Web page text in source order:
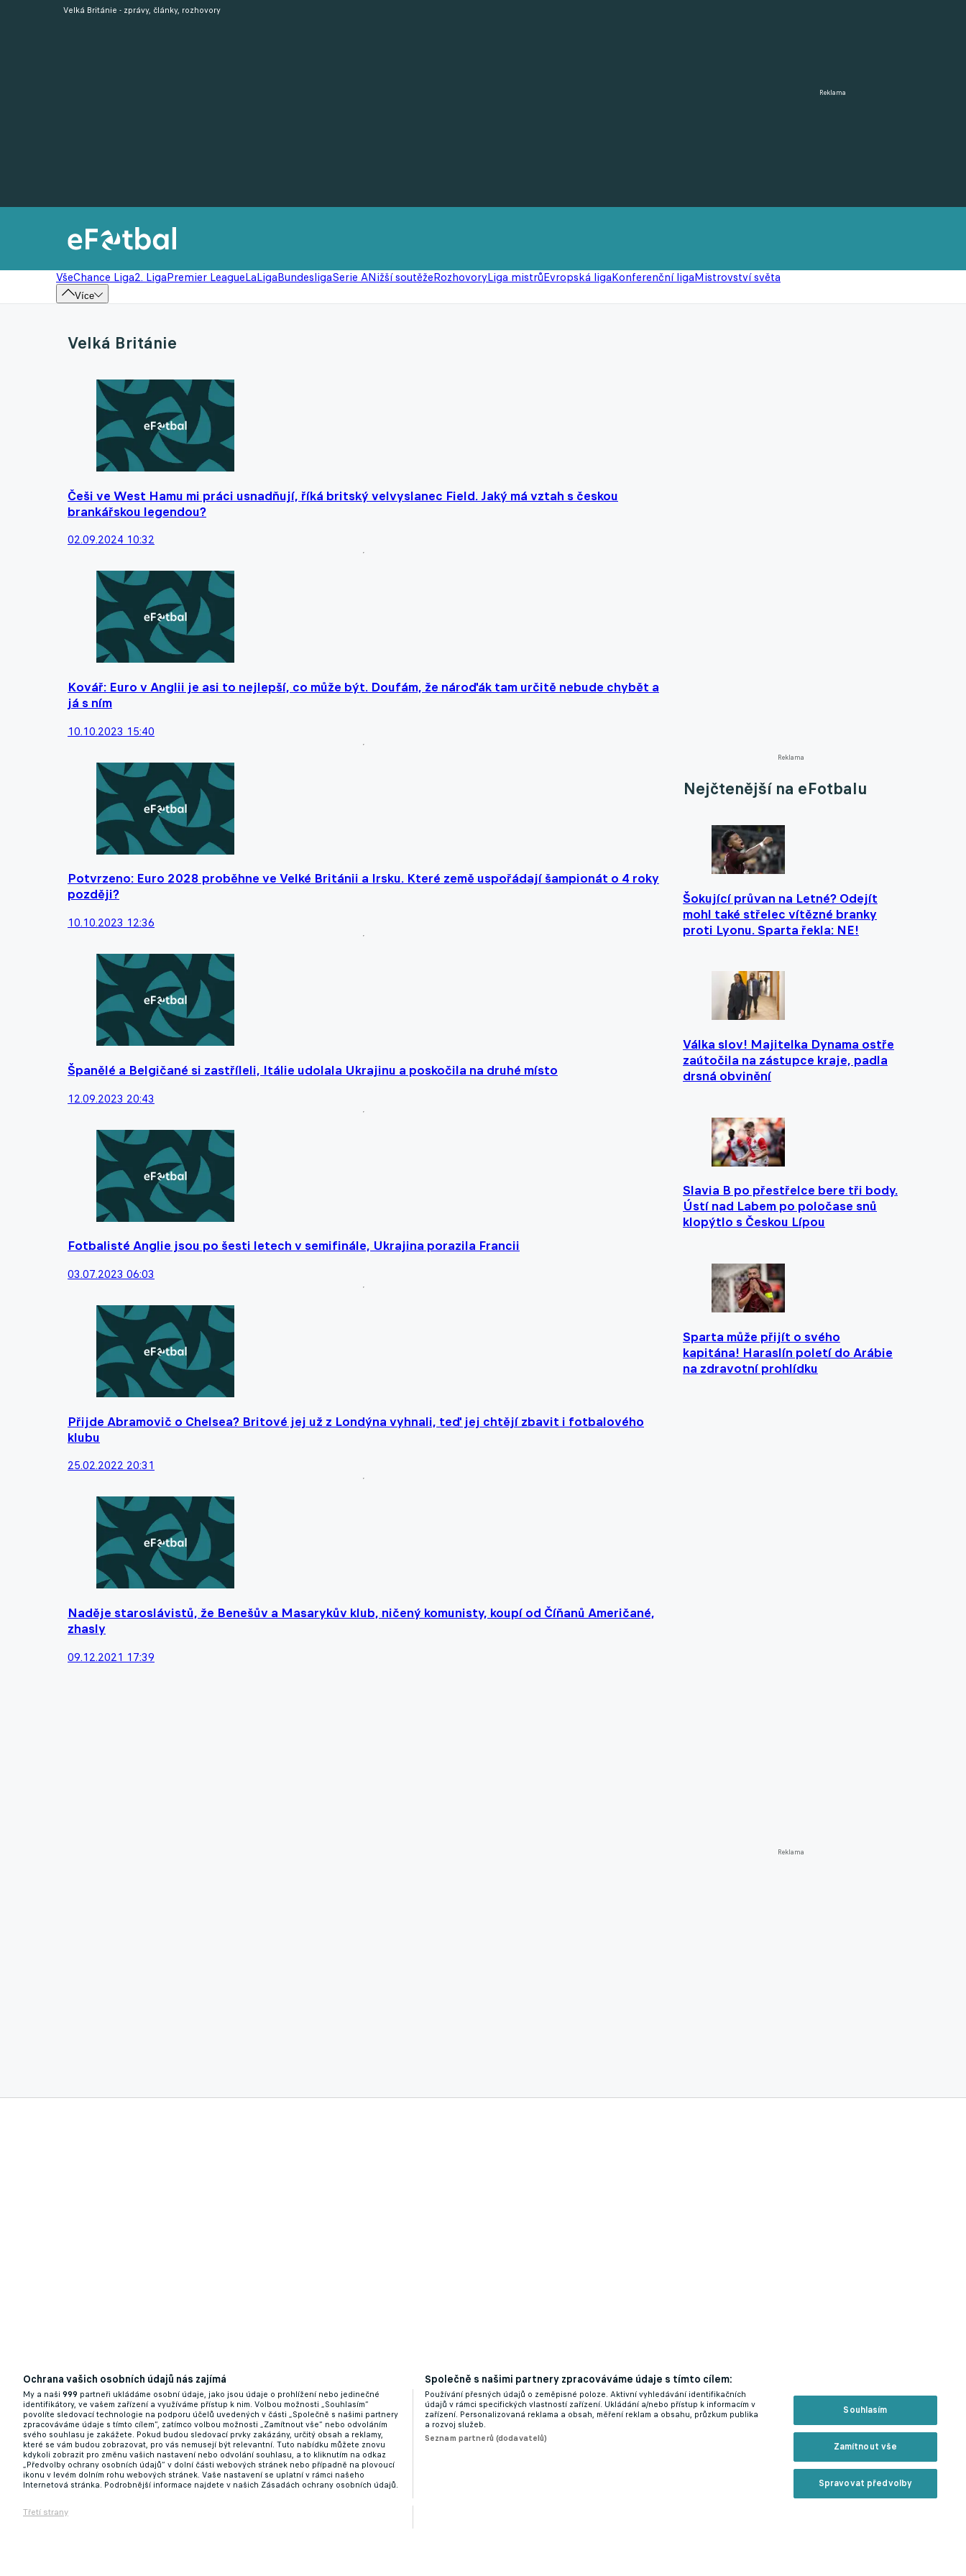
Reklama
VšeChance Liga2. LigaPremier LeagueLaLigaBundesligaSerie ANižší soutěžeRozhovoryLiga mistrůEvropská ligaKonferenční ligaMistrovství světa
Více
Velká Británie - zprávy, články, rozhovory
Velká Británie
Češi ve West Hamu mi práci usnadňují, říká britský velvyslanec Field. Jaký má vztah s českou
brankářskou legendou?
02.09.2024 10:32
Kovář: Euro v Anglii je asi to nejlepší, co může být. Doufám, že nároďák tam určitě nebude chybět a
já s ním
10.10.2023 15:40
Potvrzeno: Euro 2028 proběhne ve Velké Británii a Irsku. Které země uspořádají šampionát o 4 roky
později?
10.10.2023 12:36
Španělé a Belgičané si zastříleli, Itálie udolala Ukrajinu a poskočila na druhé místo
12.09.2023 20:43
Fotbalisté Anglie jsou po šesti letech v semifinále, Ukrajina porazila Francii
03.07.2023 06:03
Přijde Abramovič o Chelsea? Britové jej už z Londýna vyhnali, teď jej chtějí zbavit i fotbalového
klubu
25.02.2022 20:31
Naděje staroslávistů, že Benešův a Masarykův klub, ničený komunisty, koupí od Číňanů Američané,
zhasly
09.12.2021 17:39
Reklama
Nejčtenější na eFotbalu
Šokující průvan na Letné? Odejít
mohl také střelec vítězné branky
proti Lyonu. Sparta řekla: NE!
Válka slov! Majitelka Dynama ostře
zaútočila na zástupce kraje, padla
drsná obvinění
Slavia B po přestřelce bere tři body.
Ústí nad Labem po poločase snů
klopýtlo s Českou Lípou
Sparta může přijít o svého
kapitána! Haraslín poletí do Arábie
na zdravotní prohlídku
Reklama
Ochrana vašich osobních údajů nás zajímá
My a naši 999 partneři ukládáme osobní údaje, jako jsou údaje o prohlížení nebo jedinečné
identifikátory, ve vašem zařízení a využíváme přístup k nim. Volbou možnosti „Souhlasím“
povolíte sledovací technologie na podporu účelů uvedených v části „Společně s našimi partnery
zpracováváme údaje s tímto cílem“, zatímco volbou možnosti „Zamítnout vše“ nebo odvoláním
svého souhlasu je zakážete. Pokud budou sledovací prvky zakázány, určitý obsah a reklamy,
které se vám budou zobrazovat, pro vás nemusejí být relevantní. Tuto nabídku můžete znovu
kdykoli zobrazit pro změnu vašich nastavení nebo odvolání souhlasu, a to kliknutím na odkaz
„Předvolby ochrany osobních údajů“ v dolní části webových stránek nebo případně na plovoucí
ikonu v levém dolním rohu webových stránek. Vaše nastavení se uplatní v rámci našeho
Internetová stránka. Podrobnější informace najdete v našich Zásadách ochrany osobních údajů.
Třetí strany
Společně s našimi partnery zpracováváme údaje s tímto cílem:
Používání přesných údajů o zeměpisné poloze. Aktivní vyhledávání identifikačních
údajů v rámci specifických vlastností zařízení. Ukládání a/nebo přístup k informacím v
zařízení. Personalizovaná reklama a obsah, měření reklam a obsahu, průzkum publika
a rozvoj služeb.
Seznam partnerů (dodavatelů)
Souhlasím
Zamítnout vše
Spravovat předvolby